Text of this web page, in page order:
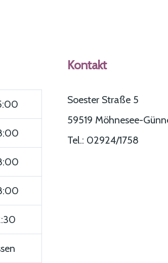
Kontakt
Soester Straße 5
59519 Möhnesee-
Tel.: 02924/1758